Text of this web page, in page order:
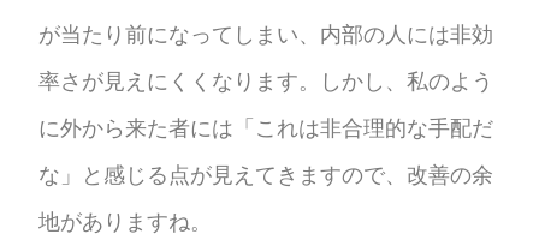
が当たり前になってしまい、内部の人には非効
率さが見えにくくなります。しかし、私のよう
に外から来た者には「これは非合理的な手配だ
な」と感じる点が見えてきますので、改善の余
地がありますね。